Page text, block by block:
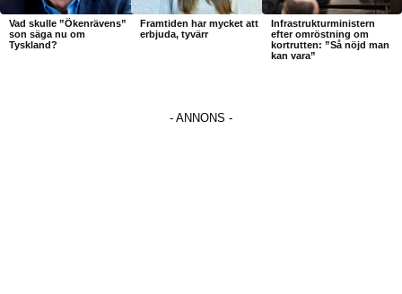
Vad skulle ”Ökenrävens”
son säga nu om
Tyskland?
Framtiden har mycket att
erbjuda, tyvärr
Infrastrukturministern
efter omröstning om
kortrutten: ”Så nöjd man
kan vara”